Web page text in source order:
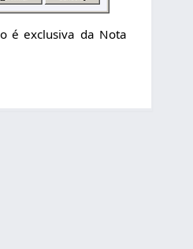
é exclusiva da Nota